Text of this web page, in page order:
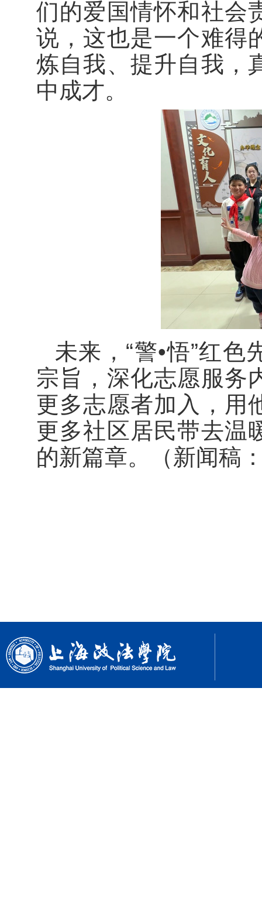
们的爱国情怀和社会
说，这也是一个难得
炼自我、提升自我，
中成才。
未来，“警•悟”红
宗旨，深化志愿服务
更多志愿者加入，用
更多社区居民带去温
的新篇章。（新闻稿